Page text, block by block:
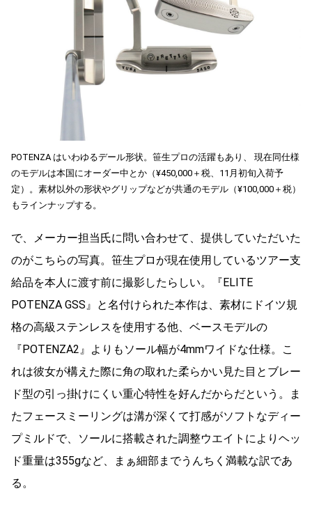
POTENZA はいわゆるデール形状。笹生プロの活躍もあり、 現在同仕様
のモデルは本国にオーダー中とか（¥450,000＋税、11月初旬入荷予
定）。素材以外の形状やグリップなどが共通のモデル（¥100,000＋税）
もラインナップする。
で、メーカー担当氏に問い合わせて、提供していただいた
のがこちらの写真。笹生プロが現在使用しているツアー支
給品を本人に渡す前に撮影したらしい。『ELITE
POTENZA GSS』と名付けられた本作は、素材にドイツ規
格の高級ステンレスを使用する他、ベースモデルの
『POTENZA2』よりもソール幅が4mmワイドな仕様。こ
れは彼女が構えた際に角の取れた柔らかい見た目とブレー
ド型の引っ掛けにくい重心特性を好んだからだという。ま
たフェースミーリングは溝が深くて打感がソフトなディー
プミルドで、ソールに搭載された調整ウエイトによりヘッ
ド重量は355gなど、まぁ細部までうんちく満載な訳であ
る。